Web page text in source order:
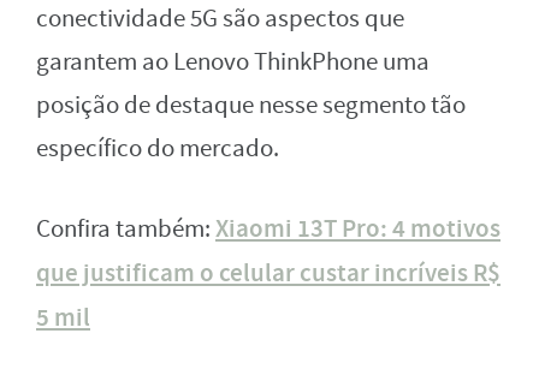
conectividade 5G são aspectos que
garantem ao Lenovo ThinkPhone uma
posição de destaque nesse segmento tão
específico do mercado.
Confira também:Xiaomi 13T Pro: 4 motivos
que justificam o celular custar incríveis R$
5 mil